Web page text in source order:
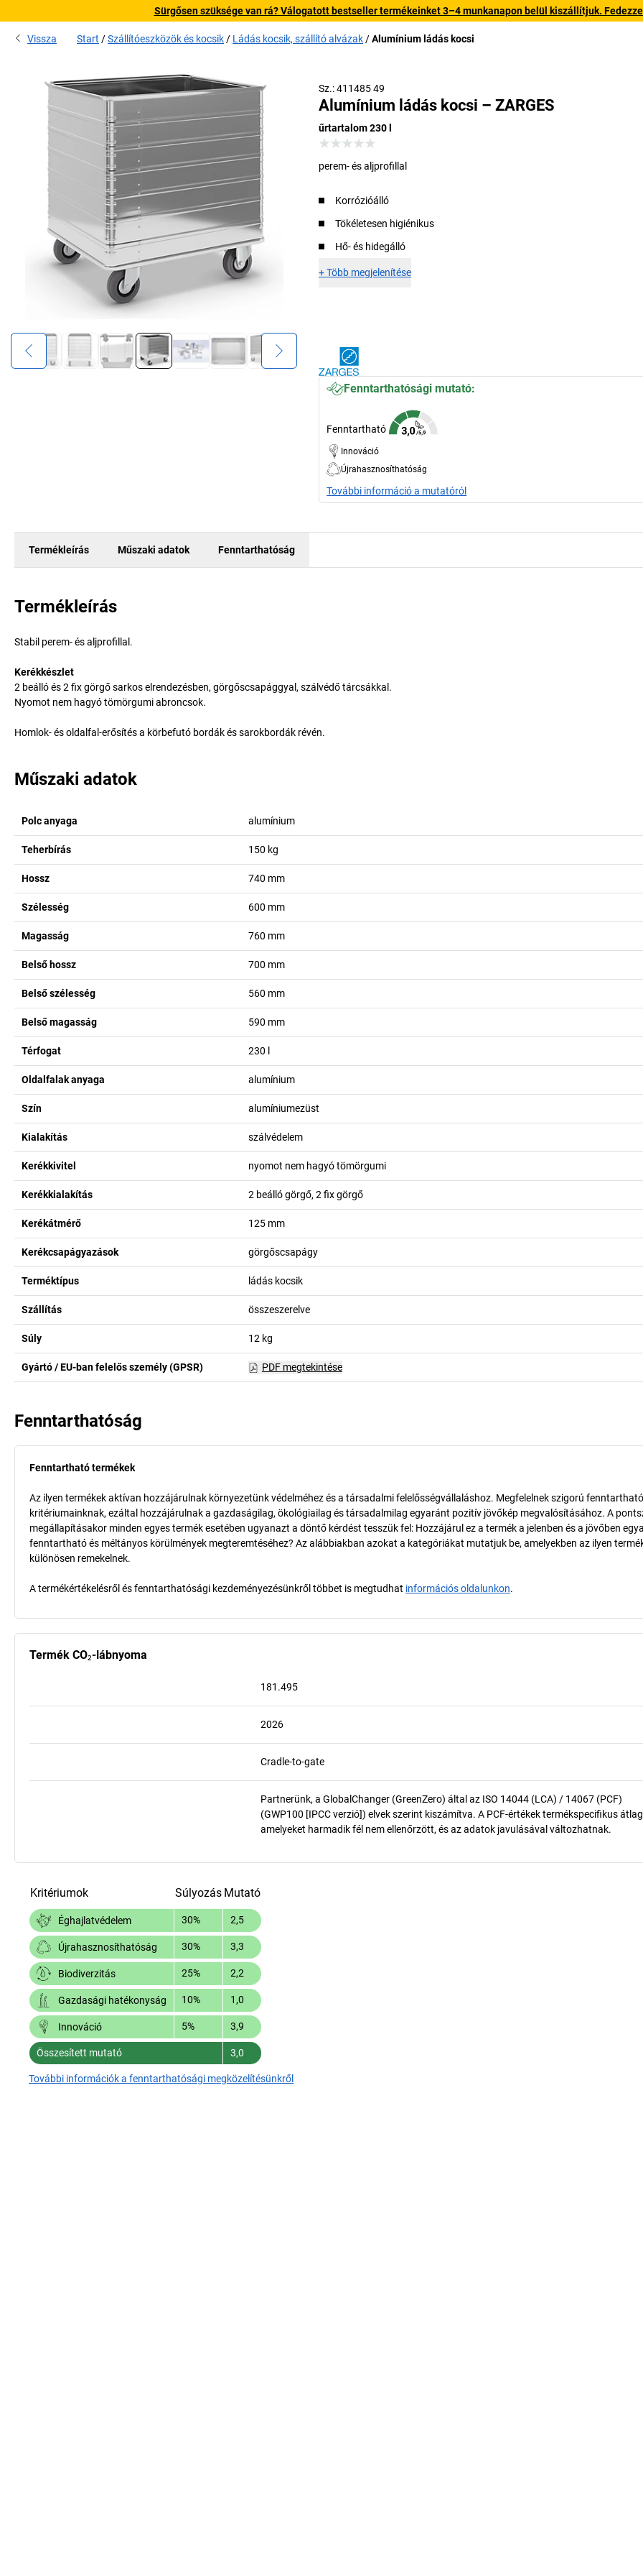
Sürgősen szüksége van rá? Válogatott bestseller termékeinket 3–4 munkanapon belül kiszállítjuk.
Vissza Start Szállítóeszközök és kocsik Ládás kocsik, szállító alvázak Alumínium ládás kocsi
Sz.: 411485 49
Alumínium ládás kocsi – ZARGES
űrtartalom 230 l
perem- és aljprofillal
Korrózióálló
Tökéletesen higiénikus
Hő- és hidegálló
+Több megjelenítése
Fenntarthatósági mutató:
Fenntartható
Innováció
Újrahasznosíthatóság
További információ a mutatóról
Termékleírás Műszaki adatok Fenntarthatóság
Termékleírás
Stabil perem- és aljprofillal.
Kerékkészlet
2 beálló és 2 fix görgő sarkos elrendezésben, görgőscsapággyal, szálvédő tárcsákkal.
Nyomot nem hagyó tömörgumi abroncsok.
Homlok- és oldalfal-erősítés a körbefutó bordák és sarokbordák révén.
Műszaki adatok
Polc anyaga alumínium
Teherbírás 150 kg
Hossz 740 mm
Szélesség 600 mm
Magasság 760 mm
Belső hossz 700 mm
Belső szélesség 560 mm
Belső magasság 590 mm
Térfogat 230
Oldalfalak anyaga alumínium
Szín alumíniumezüst
Kialakítás szálvédelem
Kerékkivitel nyomot nem hagyó tömörgumi
Kerékkialakítás 2 beálló görgő, 2 fix görgő
Kerékátmérő 125 mm
Kerékcsapágyazások görgőscsapágy
Terméktípus ládás kocsik
Szállítás összeszerelve
Súly 12 kg
Gyártó / EU-ban felelős személy (GPSR) PDF megtekintése
Fenntarthatóság
Fenntartható termékek
Az ilyen termékek aktívan hozzájárulnak környezetünk védelméhez és a társadalmi felelősségvállaláshoz. Megfelelnek szigorú
kritériumainknak, ezáltal hozzájárulnak a gazdaságilag, ökológiailag és társadalmilag egyaránt pozitív jövőkép megvalósításához. A
megállapításakor minden egyes termék esetében ugyanazt a döntő kérdést tesszük fel: Hozzájárul ez a termék a jelenben és a jövőben
fenntartható és méltányos körülmények megteremtéséhez? Az alábbiakban azokat a kategóriákat mutatjuk be, amelyekben az ilyen
különösen remekelnek.
A termékértékelésről és fenntarthatósági kezdeményezésünkről többet is megtudhat információs oldalunkon.
Termék CO₂-lábnyoma
181.495
2026
Cradle-to-gate
Partnerünk, a GlobalChanger (GreenZero) által az ISO 14044 (LCA) / 14067 (PCF)
(GWP100 [IPCC verzió]) elvek szerint kiszámítva. A PCF-értékek termékspecifikus
amelyeket harmadik fél nem ellenőrzött, és az adatok javulásával változhatnak.
Kritériumok Súlyozás Mutató
Éghajlatvédelem 30% 2,5
Újrahasznosíthatóság 30% 3,3
Biodiverzitás 25% 2,2
Gazdasági hatékonyság 10% 1,0
Innováció 5% 3,9
Összesített mutató 3,0
További információk a fenntarthatósági megközelítésünkről